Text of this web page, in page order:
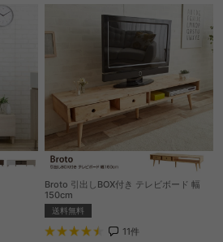
Broto 引出しBOX付き テレビボード 幅
150cm
送料無料
11件